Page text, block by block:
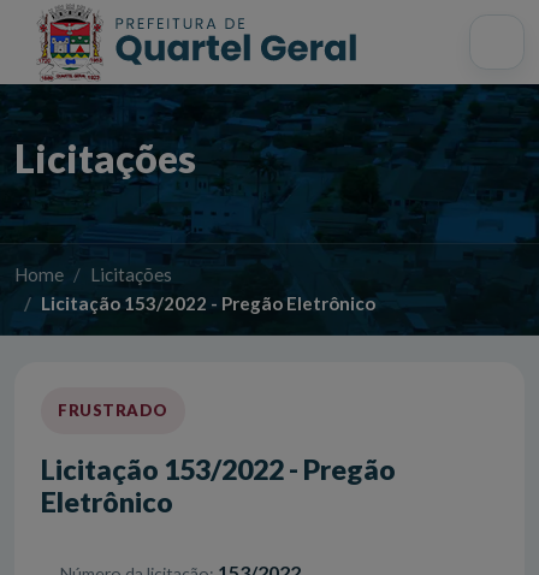
Acessibilidade InícioMapa do site
Licitações
Home
Licitações
Licitação 153/2022 - Pregão Eletrônico
FRUSTRADO
Licitação 153/2022 - Pregão
Eletrônico